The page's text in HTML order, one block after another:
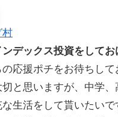
村
デックス投資をしてお
の応援ポチをお待ちし
切と思いますが、中学、
生活をして貰いたい